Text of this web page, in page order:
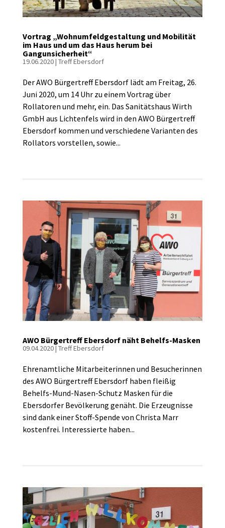
Vortrag „Wohnumfeldgestaltung und Mobilität
im Haus und um das Haus herum bei
Gangunsicherheit“
19.06.2020| Treff Ebersdorf
Der AWO Bürgertreff Ebersdorf lädt am Freitag, 26.
Juni 2020, um 14 Uhr zu einem Vortrag über
Rollatoren und mehr, ein. Das Sanitätshaus Wirth
GmbH aus Lichtenfels wird in den AWO Bürgertreff
Ebersdorf kommen und verschiedene Varianten des
Rollators vorstellen, sowie...
AWO Bürgertreff Ebersdorf näht Behelfs-Masken
09.04.2020| Treff Ebersdorf
Ehrenamtliche Mitarbeiterinnen und Besucherinnen
des AWO Bürgertreff Ebersdorf haben fleißig
Behelfs-Mund-Nasen-Schutz Masken für die
Ebersdorfer Bevölkerung genäht. Die Erzeugnisse
sind dank einer Stoff-Spende von Christa Marr
kostenfrei. Interessierte haben...